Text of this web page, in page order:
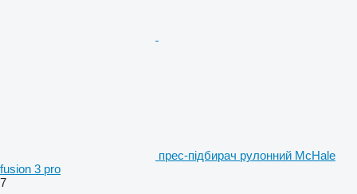
прес-підбирач рулонний McHale
fusion 3 pro
7